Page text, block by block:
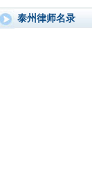
泰州律师名录